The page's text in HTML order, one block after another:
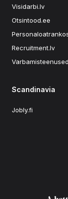
Visidarbi.lv
Otsintood.ee
Recruitment.lv
Scandinavia
Jobly.fi